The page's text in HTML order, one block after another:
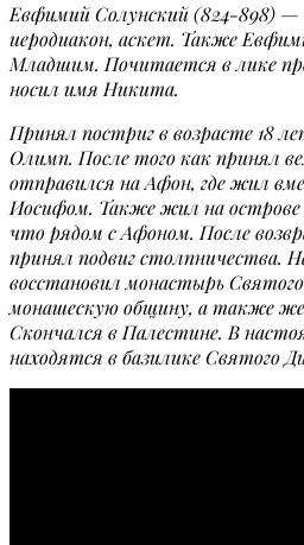
Евфимий Солунский (824-898) —
иеродиакон, аскет. Также
Младшим. Почитается в лике
носил имя Никита.
Принял постриг в возрасте 18
Олимп. После того как принял
отправился на Афон, где жил
Иосифом. Также жил на
что рядом с Афоном. После
принял подвиг столпничества.
восстановил монастырь
монашескую общину, а также
Скончался в Палестине. В
находятся в базилике Святого